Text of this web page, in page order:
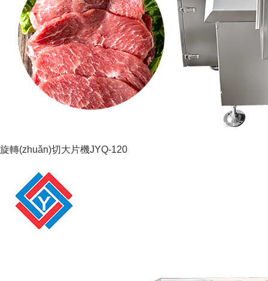
旋轉(zhuǎn)切大片機JYQ-120